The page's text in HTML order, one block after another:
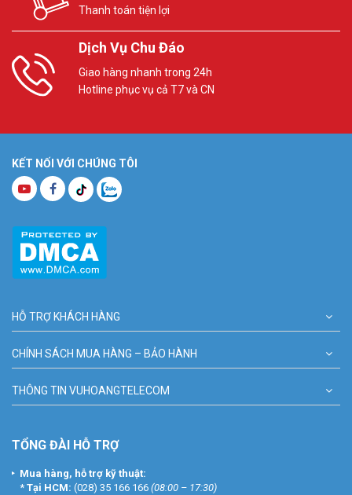
Thanh toán tiện lợi
Dịch Vụ Chu Đáo
Giao hàng nhanh trong 24h
Hotline phục vụ cả T7 và CN
KẾT NỐI VỚI CHÚNG TÔI
HỖ TRỢ KHÁCH HÀNG
CHÍNH SÁCH MUA HÀNG – BẢO HÀNH
THÔNG TIN VUHOANGTELECOM
TỔNG ĐÀI HỖ TRỢ
Mua hàng, hỗ trợ kỹ thuật:
* Tại HCM: (028) 35 166 166 (08:00 – 17:30)